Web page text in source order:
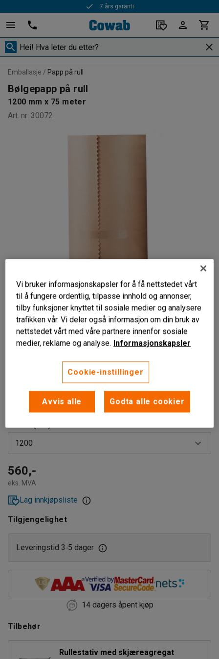
Rask levering
Emballasje Papp på rull
Bølgepapp på rull
1200 mm x 75 meter
Art. nr: 30072
Liknende produkter
For emballering av gods
Fås i ulike bredder
Rull med resirkulerbar bølgepapp.
1200
700
1000
1200
560,-
eks. MVA
Lag innkjøpsliste
Tilgjengelighet
Leveringstid 3‑5 dager
14 dagers åpent kjøp
Tilbehør
Rullestativ med skjæreagregat
Vi bruker informasjonskapsler for å få nettstedet vårt
til å fungere ordentlig, tilpasse innhold og annonser,
tilby funksjoner knyttet til sosiale medier og analysere
trafikken vår. Vi deler også informasjon om din bruk av
nettstedet vårt med våre partnere innenfor sosiale
medier, reklame og analyse. Informasjonskapsler
Cookie-instillinger
Avvis alle Godta alle cookier